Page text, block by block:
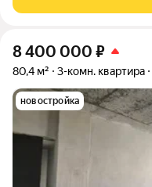
8 400 000 ₽
80,4 м² 3-комн. квартира
новостройка